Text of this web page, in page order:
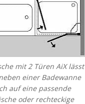
mit 2 Türen AiX lässt
einer Badewanne
auf eine passende
oder rechteckige